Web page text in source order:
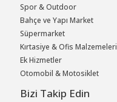
Spor & Outdoor
Bahçe ve Yapı Market
Süpermarket
Kırtasiye & Ofis Malzemeleri
Ek Hizmetler
Otomobil & Motosiklet
Bizi Takip Edin